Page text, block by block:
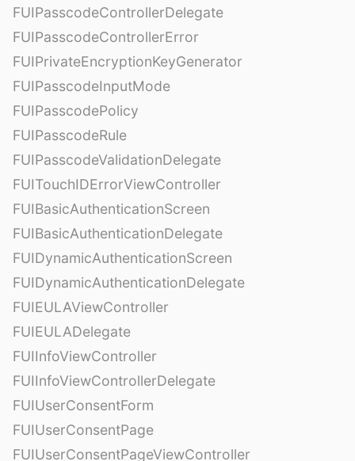
FUIPasscodeControllerDelegate
FUIPasscodeControllerError
FUIPrivateEncryptionKeyGenerator
FUIPasscodeInputMode
FUIPasscodePolicy
FUIPasscodeRule
FUIPasscodeValidationDelegate
FUITouchIDErrorViewController
FUIBasicAuthenticationScreen
FUIBasicAuthenticationDelegate
FUIDynamicAuthenticationScreen
FUIDynamicAuthenticationDelegate
FUIEULAViewController
FUIEULADelegate
FUIInfoViewController
FUIInfoViewControllerDelegate
FUIUserConsentForm
FUIUserConsentPage
FUIUserConsentPageViewController